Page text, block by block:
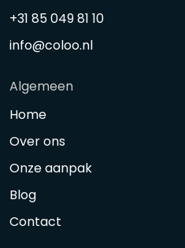
+31 85 049 81 10
info@coloo.nl
Algemeen
Home
Over ons
Onze aanpak
Blog
Contact